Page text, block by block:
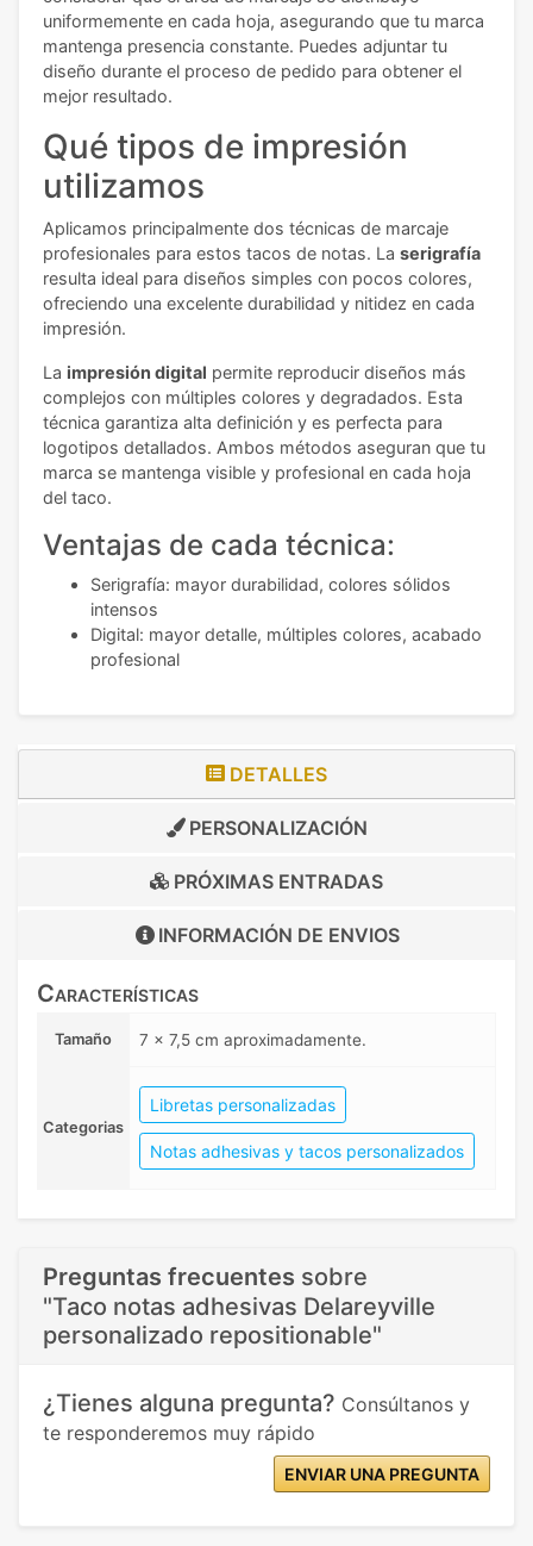
uniformemente en cada hoja, asegurando que tu marca
mantenga presencia constante. Puedes adjuntar tu
diseño durante el proceso de pedido para obtener el
mejor resultado.
Qué tipos de impresión
utilizamos
Aplicamos principalmente dos técnicas de marcaje
profesionales para estos tacos de notas. La serigrafía
resulta ideal para diseños simples con pocos colores,
ofreciendo una excelente durabilidad y nitidez en cada
impresión.
La impresión digital permite reproducir diseños más
complejos con múltiples colores y degradados. Esta
técnica garantiza alta definición y es perfecta para
logotipos detallados. Ambos métodos aseguran que tu
marca se mantenga visible y profesional en cada hoja
del taco.
Ventajas de cada técnica:
Serigrafía: mayor durabilidad, colores sólidos
intensos
Digital: mayor detalle, múltiples colores, acabado
profesional
DETALLES
PERSONALIZACIÓN
PRÓXIMAS ENTRADAS
INFORMACIÓN DE ENVIOS
Características
Tamaño 7 x 7,5 cm aproximadamente.
Categorias
Libretas personalizadas
Notas adhesivas y tacos personalizados
Preguntas frecuentes sobre
"Taco notas adhesivas Delareyville
personalizado repositionable"
¿Tienes alguna pregunta? Consúltanos y
te responderemos muy rápido
ENVIAR UNA PREGUNTA